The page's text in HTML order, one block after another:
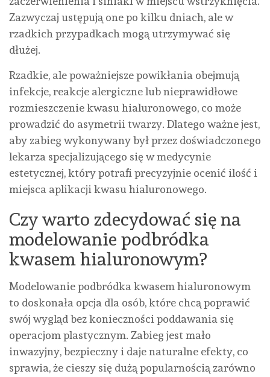
Zazwyczaj ustępują one po kilku dniach, ale w
rzadkich przypadkach mogą utrzymywać się
dłużej.
Rzadkie, ale poważniejsze powikłania obejmują
infekcje, reakcje alergiczne lub nieprawidłowe
rozmieszczenie kwasu hialuronowego, co może
prowadzić do asymetrii twarzy. Dlatego ważne jest,
aby zabieg wykonywany był przez doświadczonego
lekarza specjalizującego się w medycynie
estetycznej, który potrafi precyzyjnie ocenić ilość i
miejsca aplikacji kwasu hialuronowego.
Czy warto zdecydować się na
modelowanie podbródka
kwasem hialuronowym?
Modelowanie podbródka kwasem hialuronowym
to doskonała opcja dla osób, które chcą poprawić
swój wygląd bez konieczności poddawania się
operacjom plastycznym. Zabieg jest mało
inwazyjny, bezpieczny i daje naturalne efekty, co
sprawia, że cieszy się dużą popularnością zarówno